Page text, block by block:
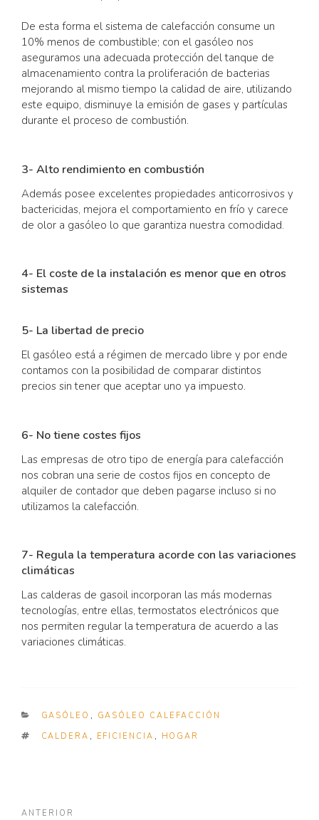
De esta forma el sistema de calefacción consume un
10% menos de combustible; con el gasóleo nos
aseguramos una adecuada protección del tanque de
almacenamiento contra la proliferación de bacterias
mejorando al mismo tiempo la calidad de aire, utilizando
este equipo, disminuye la emisión de gases y partículas
durante el proceso de combustión.
3- Alto rendimiento en combustión
Además posee excelentes propiedades anticorrosivos y
bactericidas, mejora el comportamiento en frío y carece
de olor a gasóleo lo que garantiza nuestra comodidad.
4- El coste de la instalación es menor que en otros
sistemas
5- La libertad de precio
El gasóleo está a régimen de mercado libre y por ende
contamos con la posibilidad de comparar distintos
precios sin tener que aceptar uno ya impuesto.
6- No tiene costes fijos
Las empresas de otro tipo de energía para calefacción
nos cobran una serie de costos fijos en concepto de
alquiler de contador que deben pagarse incluso si no
utilizamos la calefacción.
7- Regula la temperatura acorde con las variaciones
climáticas
Las calderas de gasoil incorporan las más modernas
tecnologías, entre ellas, termostatos electrónicos que
nos permiten regular la temperatura de acuerdo a las
variaciones climáticas.
CATEGORIES
GASÓLEO , GASÓLEO CALEFACCIÓN
TAGS
CALDERA , EFICIENCIA , HOGAR
Navegación
Noticia
ANTERIOR